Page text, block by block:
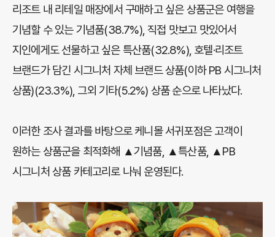
리조트 내 리테일 매장에서 구매하고 싶은 상품군은 여행을
기념할 수 있는 기념품(38.7%), 직접 맛보고 맛있어서
지인에게도 선물하고 싶은 특산품(32.8%), 호텔·리조트
브랜드가 담긴 시그니처 자체 브랜드 상품(이하 PB 시그니처
상품)(23.3%), 그외 기타(5.2%) 상품 순으로 나타났다.
이러한 조사 결과를 바탕으로 케니몰 서귀포점은 고객이
원하는 상품군을 최적화해 ▲기념품, ▲특산품, ▲PB
시그니처 상품 카테고리로 나눠 운영된다.